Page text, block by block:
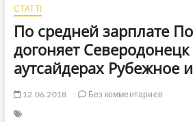
СТАТТІ
По средней зарплате
догоняет
аутсайдерах Рубежное
12.06.2018 Без комментариев